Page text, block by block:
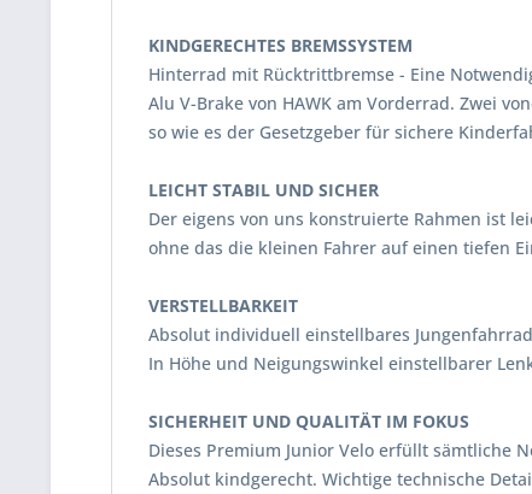
KINDGERECHTES BREMSSYSTEM
Hinterrad mit Rücktrittbremse - Eine
Alu V-Brake von HAWK am Vorderrad. Zwei
so wie es der Gesetzgeber für sichere
LEICHT STABIL UND SICHER
Der eigens von uns konstruierte Rahmen ist
ohne das die kleinen Fahrer auf einen tiefen
VERSTELLBARKEIT
Absolut individuell einstellbares
In Höhe und Neigungswinkel einstellbarer
SICHERHEIT UND QUALITÄT IM FOKUS
Dieses Premium Junior Velo erfüllt sämtliche
Absolut kindgerecht. Wichtige technische